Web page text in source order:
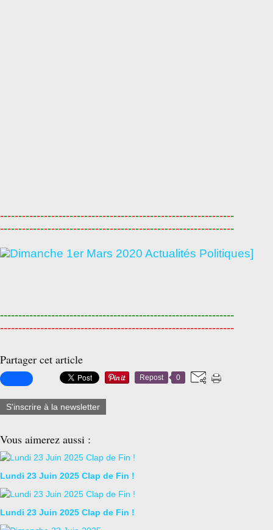
----------------------------------------------------------------
----------------------------------------------------------------
----------------------------------------------------------------
----------------------------------------------------------------
Partager cet article
Repost 0
S'inscrire à la newsletter
Vous aimerez aussi :
Lundi 23 Juin 2025 Clap de Fin !
Lundi 23 Juin 2025 Clap de Fin !